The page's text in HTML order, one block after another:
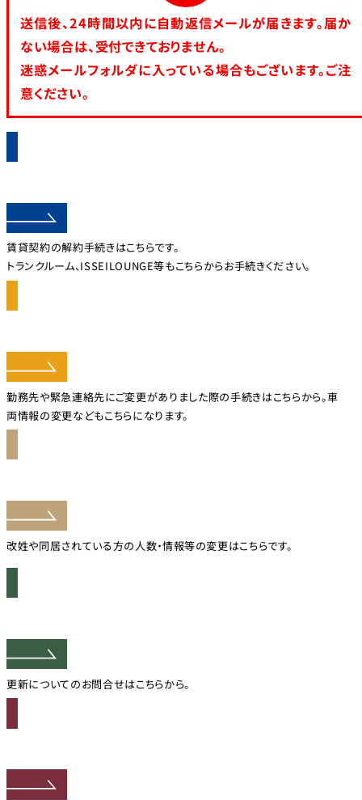
送信後、24時間以内に自動返信メールが届きます。届か
ない場合は、受付できておりません。
迷惑メールフォルダに入っている場合もございます。ご注
意ください。
賃貸契約の解約手続きはこちらです。
トランクルーム、ISSEILOUNGE等もこちらからお手続きください。
勤務先や緊急連絡先にご変更がありました際の手続きはこちらから。車
両情報の変更などもこちらになります。
改姓や同居されている方の人数・情報等の変更はこちらです。
更新についてのお問合せはこちらから。